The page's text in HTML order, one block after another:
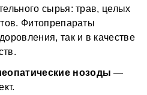
передача его
соприкосновение с
только по
необходимость
естественное
без химии,
сырья: трав, целых
Фитопрепараты
так и в качестве
нозоды —